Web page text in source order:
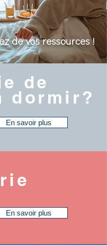
de vos ressources !
de
dormir?
En savoir plus
En savoir plus